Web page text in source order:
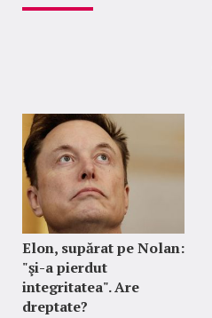
Elon, supărat pe Nolan:
"şi-a pierdut
integritatea". Are
dreptate?